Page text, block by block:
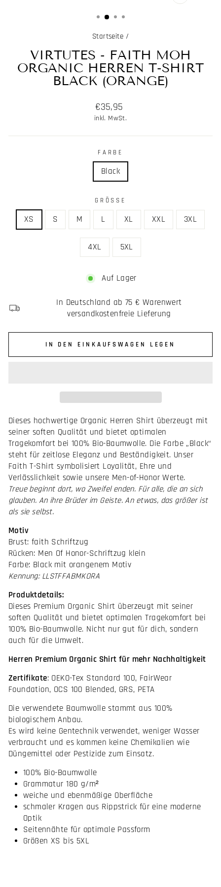
Startseite /
VIRTUTES - FAITH MOH
ORGANIC HERREN T-SHIRT
BLACK (ORANGE)
Normaler
Preis
€35,95
inkl. MwSt.
FARBE
Black
GRÖSSE
XS S M L XL XXL 3XL
4XL 5XL
Auf Lager
In Deutschland ab 75 € Warenwert
versandkostenfreie Lieferung
IN DEN EINKAUFSWAGEN LEGEN
Dieses hochwertige Organic Herren Shirt überzeugt mit
seiner soften Qualität und bietet optimalen
Tragekomfort bei 100% Bio-Baumwolle. Die Farbe „Black“
steht für zeitlose Eleganz und Beständigkeit. Unser
Faith T-Shirt symbolisiert Loyalität, Ehre und
Verlässlichkeit sowie unsere Men-of-Honor Werte.
Treue beginnt dort, wo Zweifel enden. Für alle, die an sich
glauben. An ihre Brüder im Geiste. An etwas, das größer ist
als sie selbst.
Motiv
Brust: faith Schriftzug
Rücken: Men Of Honor-Schriftzug klein
Farbe: Black mit orangenem Motiv
Kennung: LLSTFFABMKORA
Produktdetails:
Dieses Premium Organic Shirt überzeugt mit seiner
soften Qualität und bietet optimalen Tragekomfort bei
100% Bio-Baumwolle. Nicht nur gut für dich, sondern
auch für die Umwelt.
Herren Premium Organic Shirt für mehr Nachhaltigkeit
Zertifikate: OEKO-Tex Standard 100, FairWear
Foundation, OCS 100 Blended, GRS, PETA
Die verwendete Baumwolle stammt aus 100%
biologischem Anbau.
Es wird keine Gentechnik verwendet, weniger Wasser
verbraucht und es kommen keine Chemikalien wie
Düngemittel oder Pestizide zum Einsatz.
100% Bio-Baumwolle
Grammatur 180 g/m²
weiche und ebenmäßige Oberfläche
schmaler Kragen aus Rippstrick für eine moderne
Optik
Seitennähte für optimale Passform
Größen XS bis 5XL